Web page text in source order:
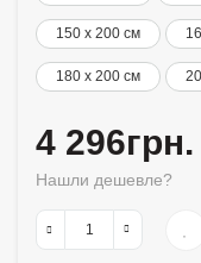
150 x 200 см
180 x 200 см
4 296грн.
Нашли дешевле?